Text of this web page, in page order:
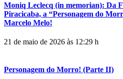
Moniq Leclecq (in memorian): Da
Piracicaba, a “Personagem do
Marcelo Melo!
21 de maio de 2026 às 12:29 h
Personagem do Morro! (Parte II)